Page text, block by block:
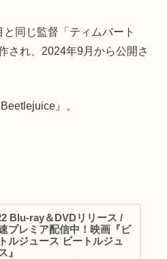
同じ監督「ティムバート
され、2024年9月から公開さ
』。
Blu-ray＆DVDリリース /
プレミア配信中！映画『ビ
ルジュース ビートルジュ
』